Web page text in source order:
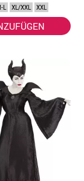
L XL/XXL XXL